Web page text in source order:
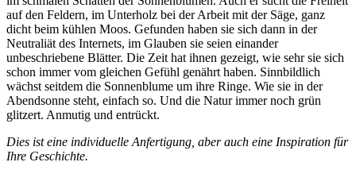
auf den Feldern, im Unterholz bei der Arbeit mit der Säge, ganz
dicht beim kühlen Moos. Gefunden haben sie sich dann in der
Neutraliät des Internets, im Glauben sie seien einander
unbeschriebene Blätter. Die Zeit hat ihnen gezeigt, wie sehr sie sich
schon immer vom gleichen Gefühl genährt haben. Sinnbildlich
wächst seitdem die Sonnenblume um ihre Ringe. Wie sie in der
Abendsonne steht, einfach so. Und die Natur immer noch grün
glitzert. Anmutig und entrückt.
Dies ist eine individuelle Anfertigung, aber auch eine Inspiration für
Ihre Geschichte.